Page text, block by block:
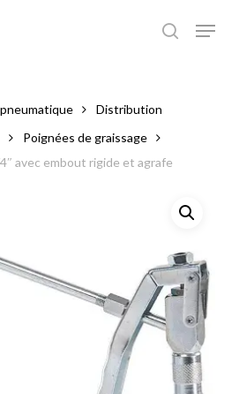
Distribution
Poignées de graissage
avec embout rigide et agrafe